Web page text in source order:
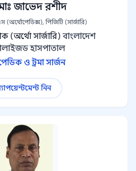
জাভেদ রশীদ
পিজিটি (সার্জারি)
(অর্থো সার্জারি) বাংলাদেশ
হাসপাতাল
ও ট্রমা সার্জন
নিন